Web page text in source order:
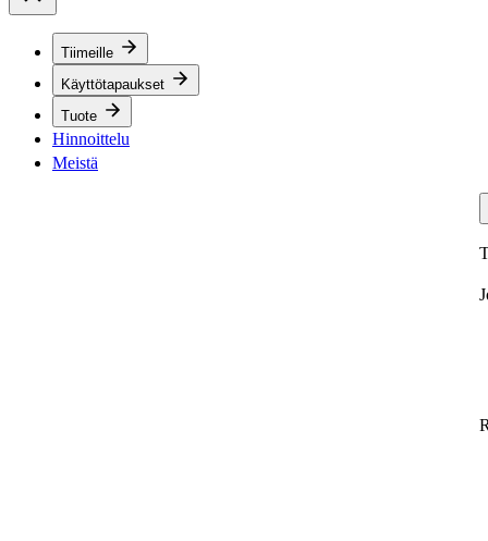
Tiimeille
Käyttötapaukset
Tuote
Hinnoittelu
Meistä